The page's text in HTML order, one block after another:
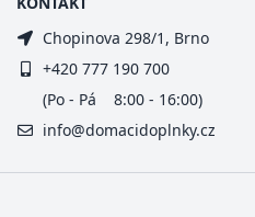
Chopinova 298/1, Brno
+420 777 190 700
(Po - Pá 8:00 - 16:00)
info@domacidoplnky.cz